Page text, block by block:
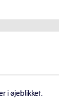
i øjeblikket.